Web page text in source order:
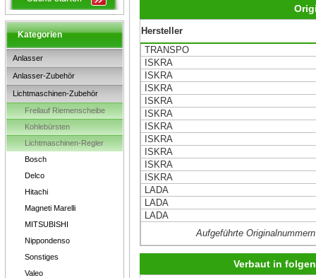
Kategorien
Anlasser
Anlasser-Zubehör
Lichtmaschinen-Zubehör
Freilauf Riemenscheibe
Kohlebürsten
Lichtmaschinen-Regler
Bosch
Delco
Hitachi
Magneti Marelli
MITSUBISHI
Nippondenso
Sonstiges
Valeo
Hersteller
Aufgeführte
TRANSPO
ISKRA
ISKRA
ISKRA
ISKRA
ISKRA
ISKRA
ISKRA
ISKRA
ISKRA
ISKRA
LADA
LADA
LADA
Verbaut in